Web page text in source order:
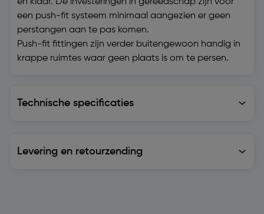
een push-fit systeem minimaal aangezien er geen
perstangen aan te pas komen.
Push-fit fittingen zijn verder buitengewoon handig in
krappe ruimtes waar geen plaats is om te persen.
Technische specificaties
Levering en retourzending